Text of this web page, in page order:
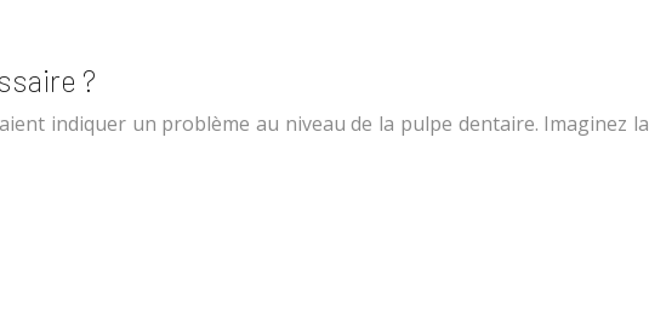
?
indiquer un problème au niveau de la pulpe dentaire. Imaginez la